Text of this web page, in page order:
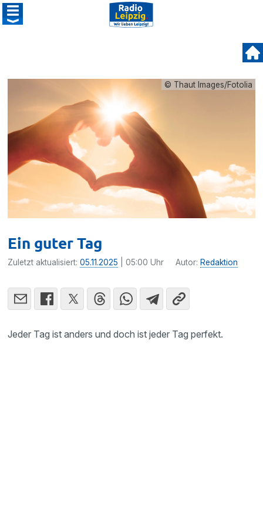
© Thaut Images/Fotolia
Ein guter Tag
Zuletzt aktualisiert:05.11.2025 | 05:00 Uhr Autor: Redaktion
Jeder Tag ist anders und doch ist jeder Tag perfekt.